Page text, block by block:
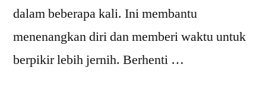
dalam beberapa kali. Ini membantu
menenangkan diri dan memberi waktu untuk
berpikir lebih jernih. Berhenti …